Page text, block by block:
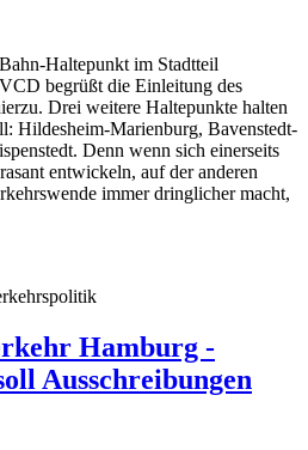
Haltepunkt im Stadtteil
begrüßt die Einleitung des
Drei weitere Haltepunkte halten
Hildesheim-Marienburg, Bavenstedt-
Denn wenn sich einerseits
entwickeln, auf der anderen
immer dringlicher macht,
Hamburg -
Ausschreibungen